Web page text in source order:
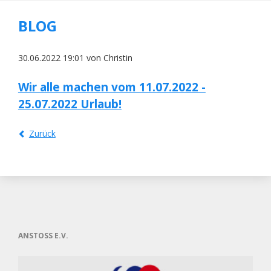
BLOG
30.06.2022 19:01 von Christin
Wir alle machen vom 11.07.2022 -
25.07.2022 Urlaub!
Zurück
ANSTOSS E.V.